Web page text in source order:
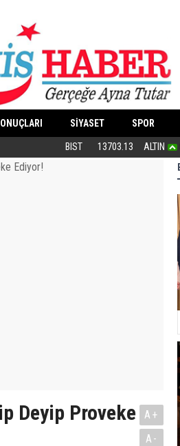
SİYASET SPOR
“Cesedimizi çiğnemeden...”
BIST 13703.13 ALTIN
Deyip Proveke
A+
A-